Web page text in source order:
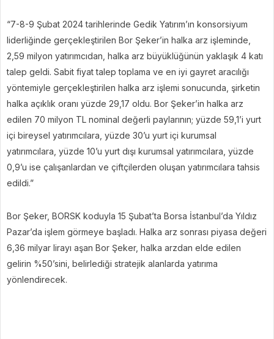
“7-8-9 Şubat 2024 tarihlerinde Gedik Yatırım’ın konsorsiyum
liderliğinde gerçekleştirilen Bor Şeker’in halka arz işleminde,
2,59 milyon yatırımcıdan, halka arz büyüklüğünün yaklaşık 4 katı
talep geldi. Sabit fiyat talep toplama ve en iyi gayret aracılığı
yöntemiyle gerçekleştirilen halka arz işlemi sonucunda, şirketin
halka açıklık oranı yüzde 29,17 oldu. Bor Şeker’in halka arz
edilen 70 milyon TL nominal değerli paylarının; yüzde 59,1’i yurt
içi bireysel yatırımcılara, yüzde 30’u yurt içi kurumsal
yatırımcılara, yüzde 10’u yurt dışı kurumsal yatırımcılara, yüzde
0,9’u ise çalışanlardan ve çiftçilerden oluşan yatırımcılara tahsis
edildi.”
Bor Şeker, BORSK koduyla 15 Şubat’ta Borsa İstanbul’da Yıldız
Pazar’da işlem görmeye başladı. Halka arz sonrası piyasa değeri
6,36 milyar lirayı aşan Bor Şeker, halka arzdan elde edilen
gelirin %50’sini, belirlediği stratejik alanlarda yatırıma
yönlendirecek.